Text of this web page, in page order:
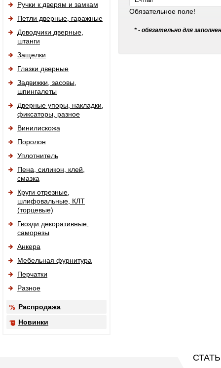
Ручки к дверям и замкам
Петли дверные, гаражные
Доводчики дверные,
штанги
Защелки
Глазки дверные
Задвижки, засовы,
шпингалеты
Дверные упоры, накладки,
фиксаторы, разное
Винилискожа
Поролон
Уплотнитель
Пена, силикон, клей,
смазка
Круги отрезные,
шлифовальные, КЛТ
(торцевые)
Гвозди декоративные,
саморезы
Анкера
Мебельная фурнитура
Перчатки
Разное
Распродажа
Новинки
Обязательное поле!
* - обязательно для